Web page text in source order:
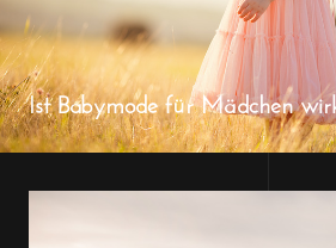
Ist Babymode für Mädchen